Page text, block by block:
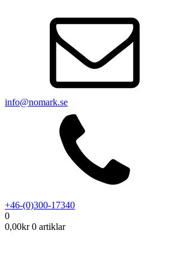
info@nomark.se
+46-(0)300-17340
0
0,00kr 0 artiklar